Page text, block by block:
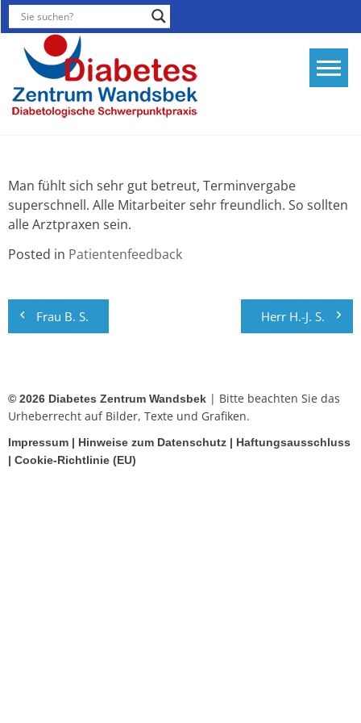
Skip
to
content
Man fühlt sich sehr gut betreut, Terminvergabe
superschnell. Alle Mitarbeiter sehr freundlich. So sollten
alle Arztpraxen sein.
Posted in Patientenfeedback
Beitragsnavigation
Frau B. S. Herr H.-J. S.
© 2026 Diabetes Zentrum Wandsbek | Bitte beachten Sie das
Urheberrecht auf Bilder, Texte und Grafiken.
Impressum | Hinweise zum Datenschutz | Haftungsausschluss
| Cookie-Richtlinie (EU)